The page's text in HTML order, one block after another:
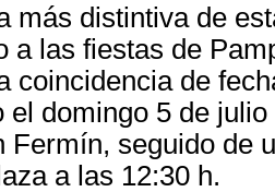
más distintiva de
a las fiestas de
coincidencia de
el domingo 5 de
Fermín, seguido de
a las 12:30 h.